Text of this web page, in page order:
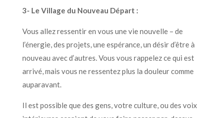
3- Le Village du Nouveau Départ :
Vous allez ressentir en vous une vie nouvelle – de
l’énergie, des projets, une espérance, un désir d’être à
nouveau avec d’autres. Vous vous rappelez ce qui est
arrivé, mais vous ne ressentez plus la douleur comme
auparavant.
Il est possible que des gens, votre culture, ou des voix